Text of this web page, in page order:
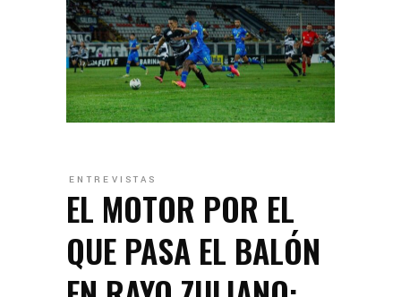
ENTREVISTAS
EL MOTOR POR EL
QUE PASA EL BALÓN